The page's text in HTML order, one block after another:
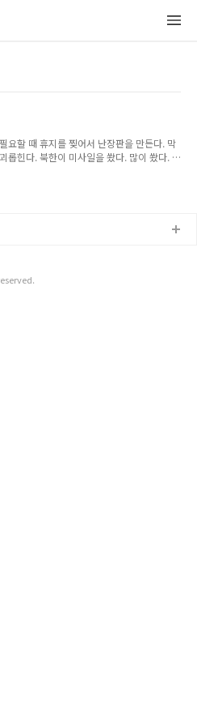
요할 때 휴지를 찢어서 난장판을 만든다. 막
롭힌다. 북한이 미사일을 쐈다. 많이 쐈다. 북